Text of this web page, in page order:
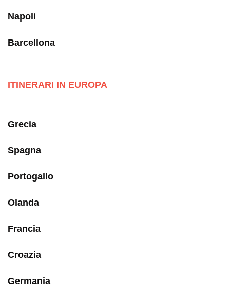
Napoli
Barcellona
ITINERARI IN EUROPA
Grecia
Spagna
Portogallo
Olanda
Francia
Croazia
Germania